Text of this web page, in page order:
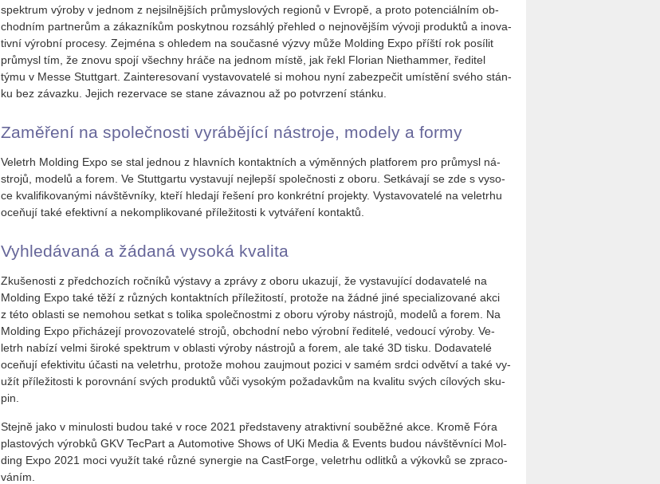
spek­trum vý­ro­by v jed­nom z nej­sil­něj­ších prů­mys­lo­vých re­gi­o­nů v Ev­ro­pě, a proto po­ten­ci­ál­ním ob­
chod­ním part­ne­rům a zá­kaz­ní­kům po­skyt­nou roz­sáh­lý pře­hled o nej­no­věj­ším vý­vo­ji pro­duk­tů a ino­va­
tiv­ní vý­rob­ní pro­ce­sy. Zejmé­na s ohle­dem na sou­čas­né výzvy může Mol­ding Expo příští rok po­sí­lit
prů­my­sl tím, že znovu spojí všech­ny hráče na jed­nom místě, jak řekl Flo­ri­an Ni­e­tha­m­mer, ře­di­tel
týmu v Messe Stutt­gart. Za­in­te­re­so­va­ní vy­sta­vo­va­te­lé si mohou nyní za­bez­pe­čit umís­tě­ní svého stán­
ku bez zá­vaz­ku. Je­jich re­zer­va­ce se stane zá­vaz­nou až po po­tvr­ze­ní stán­ku.
Za­mě­ře­ní na spo­leč­nos­ti vy­rá­bě­jí­cí ná­stro­je, mo­de­ly a formy
Ve­letrh Mol­ding Expo se stal jed­nou z hlav­ních kon­takt­ních a vý­měn­ných plat­fo­rem pro prů­my­sl ná­
stro­jů, mo­de­lů a forem. Ve Stutt­gar­tu vy­sta­vu­jí nej­lep­ší spo­leč­nos­ti z oboru. Se­tká­va­jí se zde s vy­so­
ce kva­li­fi­ko­va­ný­mi ná­vštěv­ní­ky, kteří hle­da­jí ře­še­ní pro kon­krét­ní pro­jek­ty. Vy­sta­vo­va­te­lé na ve­letr­hu
oceňují také efek­tiv­ní a ne­kom­pli­ko­va­né pří­le­ži­tos­ti k vy­tvá­ře­ní kon­tak­tů.
Vy­hle­dá­va­ná a žá­da­ná vy­so­ká kva­li­ta
Zku­še­nos­ti z před­cho­zích roč­ní­ků vý­sta­vy a zprá­vy z oboru uka­zu­jí, že vy­sta­vu­jí­cí do­da­va­te­lé na
Mol­ding Expo také těží z růz­ných kon­takt­ních pří­le­ži­tos­tí, pro­to­že na žádné jiné spe­ci­a­li­zo­va­né akci
z této ob­las­ti se ne­mo­hou se­tkat s to­li­ka spo­leč­nost­mi z oboru vý­ro­by ná­stro­jů, mo­de­lů a forem. Na
Mol­ding Expo při­chá­ze­jí pro­vo­zo­va­te­lé stro­jů, ob­chod­ní nebo vý­rob­ní ře­di­te­lé, ve­dou­cí vý­ro­by. Ve­
letrh na­bí­zí velmi ši­ro­ké spek­trum v ob­las­ti vý­ro­by ná­stro­jů a forem, ale také 3D tisku. Do­da­va­te­lé
oceňují efek­ti­vi­tu účas­ti na ve­letr­hu, pro­to­že mohou za­ujmout po­zi­ci v samém srdci od­vět­ví a také vy­
u­žít pří­le­ži­tos­ti k po­rov­ná­ní svých pro­duk­tů vůči vy­so­kým po­ža­dav­kům na kva­li­tu svých cí­lo­vých sku­
pin.
Stej­ně jako v mi­nu­los­ti budou také v roce 2021 před­sta­ve­ny atrak­tiv­ní sou­běž­né akce. Kromě Fóra
plas­to­vých vý­rob­ků GKV TecPart a Au­to­mo­ti­ve Shows of UKi Media & Events budou ná­vštěv­ní­ci Mol­
ding Expo 2021 moci vy­u­žít také různé sy­ner­gie na Cast­For­ge, ve­letr­hu od­lit­ků a vý­kov­ků se zpra­co­
vá­ním.